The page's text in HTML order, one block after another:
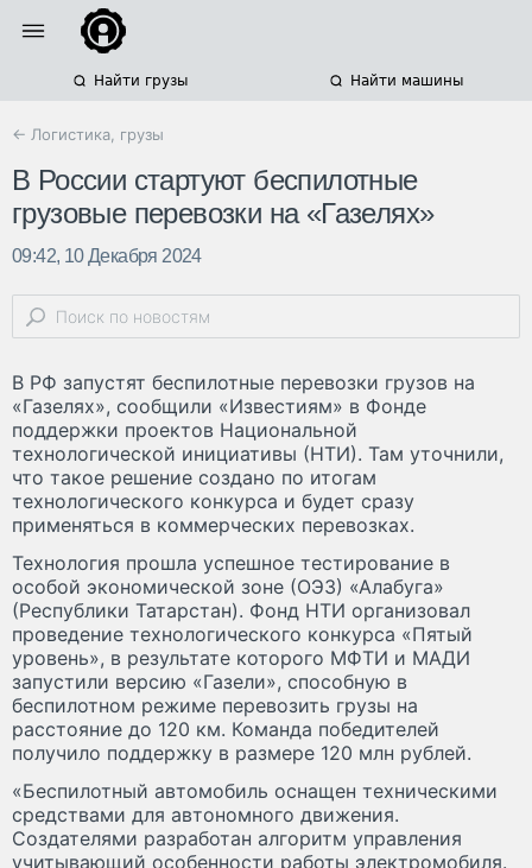
Найти грузы Найти машины
← Логистика, грузы
В России стартуют беспилотные
грузовые перевозки на «Газелях»
09:42, 10 Декабря 2024
В РФ запустят беспилотные перевозки грузов на
«Газелях», сообщили «Известиям» в Фонде
поддержки проектов Национальной
технологической инициативы (НТИ). Там уточнили,
что такое решение создано по итогам
технологического конкурса и будет сразу
применяться в коммерческих перевозках.
Технология прошла успешное тестирование в
особой экономической зоне (ОЭЗ) «Алабуга»
(Республики Татарстан). Фонд НТИ организовал
проведение технологического конкурса «Пятый
уровень», в результате которого МФТИ и МАДИ
запустили версию «Газели», способную в
беспилотном режиме перевозить грузы на
расстояние до 120 км. Команда победителей
получило поддержку в размере 120 млн рублей.
«Беспилотный автомобиль оснащен техническими
средствами для автономного движения.
Создателями разработан алгоритм управления
учитывающий особенности работы электромобиля.